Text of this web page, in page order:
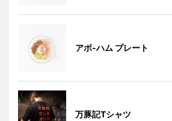
アボ-ハム プレート
万豚記Tシャツ